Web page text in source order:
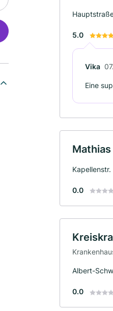
5.0
Vika
Eine
0.0
Albert-
0.0